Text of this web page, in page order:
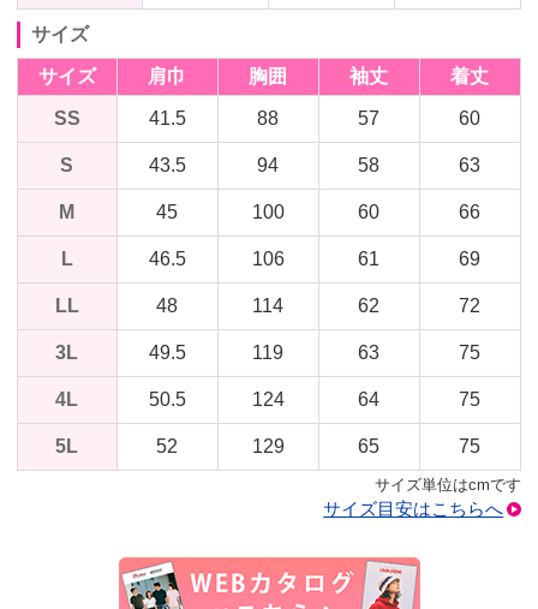
サイズ
サイズ 肩巾 胸囲 袖丈 着丈
SS 41.5 88 57 60
S 43.5 94 58 63
M 45 100 60 66
L 46.5 106 61 69
LL 48 114 62 72
3L 49.5 119 63 75
4L 50.5 124 64 75
5L 52 129 65 75
サイズ単位はcmです
サイズ目安はこちらへ